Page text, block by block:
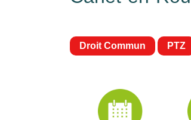
Droit Commun PTZ